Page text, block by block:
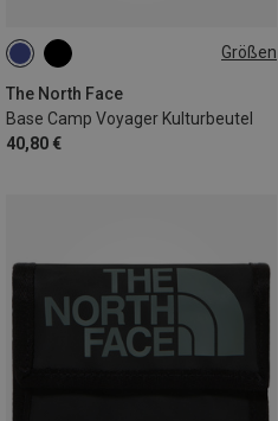
Größen
The North Face
Base Camp Voyager Kulturbeutel
40,80 €
4L